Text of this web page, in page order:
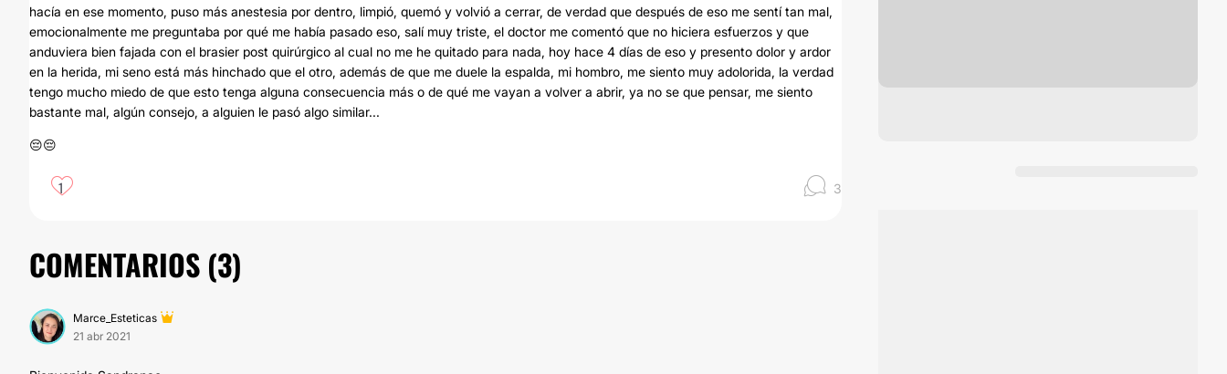
hacía en ese momento, puso más anestesia por dentro, limpió, quemó y volvió a cerrar, de verdad que después de eso me sentí tan mal,
emocionalmente me preguntaba por qué me había pasado eso, salí muy triste, el doctor me comentó que no hiciera esfuerzos y que
anduviera bien fajada con el brasier post quirúrgico al cual no me he quitado para nada, hoy hace 4 días de eso y presento dolor y ardor
en la herida, mi seno está más hinchado que el otro, además de que me duele la espalda, mi hombro, me siento muy adolorida, la verdad
tengo mucho miedo de que esto tenga alguna consecuencia más o de qué me vayan a volver a abrir, ya no se que pensar, me siento
bastante mal, algún consejo, a alguien le pasó algo similar...
😔😔
1 3
COMENTARIOS (3)
Marce_Esteticas
21 abr 2021